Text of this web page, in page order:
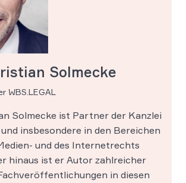
Solmecke
WBS.LEGAL
Solmecke ist Partner der Kanzlei
und insbesondere in den Bereichen
und des Internetrechts
hinaus ist er Autor zahlreicher
in diesen